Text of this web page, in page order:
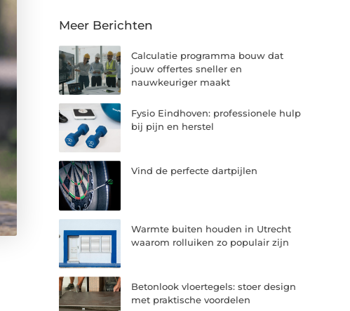
Meer Berichten
Calculatie programma bouw dat
jouw offertes sneller en
nauwkeuriger maakt
Fysio Eindhoven: professionele hulp
bij pijn en herstel
Vind de perfecte dartpijlen
Warmte buiten houden in Utrecht
waarom rolluiken zo populair zijn
Betonlook vloertegels: stoer design
met praktische voordelen